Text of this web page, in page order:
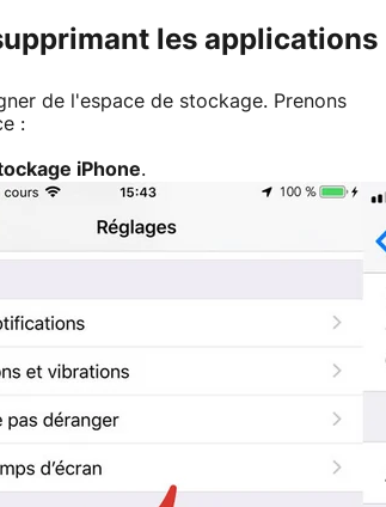
les applications
de l'espace de stockage. Prenons
:
iPhone.